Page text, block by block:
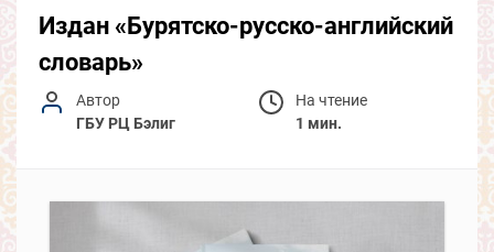
Издан «Бурятско-русско-английский
словарь»
Автор
ГБУ РЦ Бэлиг
На чтение
1 мин.